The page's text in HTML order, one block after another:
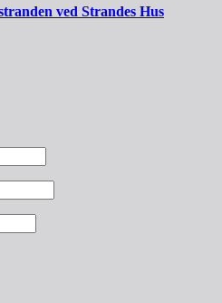
ved Strandes Hus